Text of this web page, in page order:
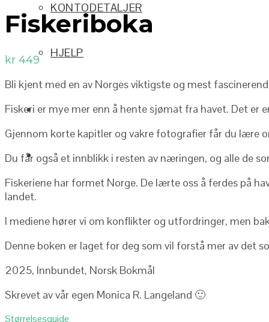
KONTODETALJER
HJELP
Fiskeriboka
kr 449
Bli kjent med en av Norges viktigste og mest
Fiskeri er mye mer enn å hente sjømat fra havet. Det er
Gjennom korte kapitler og vakre fotografier får du lære
Du får også et innblikk i resten av næringen, og alle de
Fiskeriene har formet Norge. De lærte oss å ferdes på
landet.
I mediene hører vi om konflikter og utfordringer, men
Denne boken er laget for deg som vil forstå mer av det
2025, Innbundet, Norsk Bokmål
Skrevet av vår egen Monica R. Langeland 🙂
Størrelsesguide